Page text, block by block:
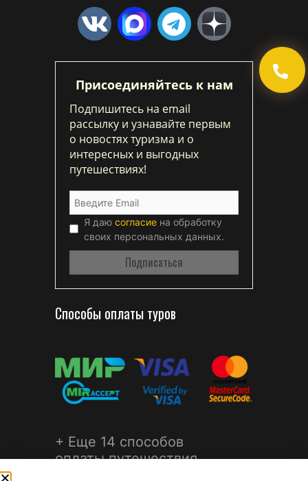
Присоединяйтесь к нам
Подпишитесь на email
рассылку и узнавайте первым
о новостях туризма и о
интересных и выгодных
путешествиях!
Я даю согласие на обработку
своих персональных данных.
Способы оплаты туров
+ Еще 14 способов
оплаты путешествия